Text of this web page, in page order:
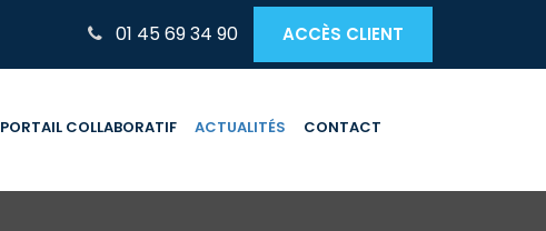
01 45 69 34 90 ACCÈS CLIENT
PORTAIL COLLABORATIF ACTUALITÉS CONTACT